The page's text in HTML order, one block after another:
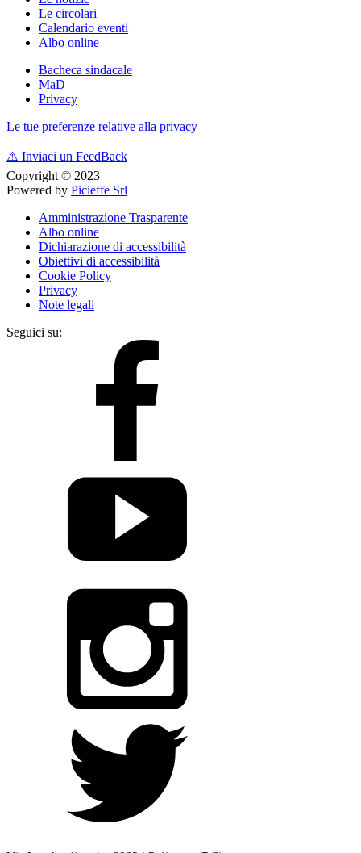
Le circolari
Calendario eventi
Albo online
Bacheca sindacale
MaD
Privacy
Le tue preferenze relative alla privacy
⚠️ Inviaci un FeedBack
Copyright © 2023
Powered by Picieffe Srl
Amministrazione Trasparente
Albo online
Dichiarazione di accessibilità
Obiettivi di accessibilità
Cookie Policy
Privacy
Note legali
Seguici su: